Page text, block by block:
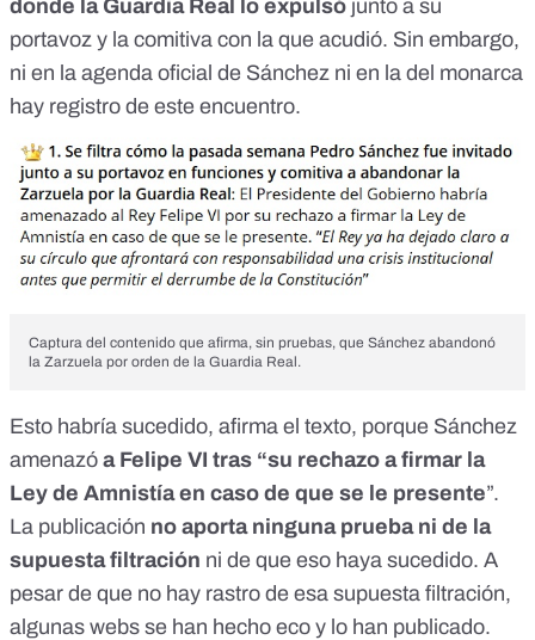
donde la Guardia Real lo expulsó junto a su
portavoz y la comitiva con la que acudió. Sin embargo,
ni en la agenda oficial de Sánchez ni en la del monarca
hay registro de este encuentro.
Captura del contenido que afirma, sin pruebas, que Sánchez abandonó
la Zarzuela por orden de la Guardia Real.
Esto habría sucedido, afirma el texto, porque Sánchez
amenazó a Felipe VI tras “su rechazo a firmar la
Ley de Amnistía en caso de que se le presente”.
La publicación no aporta ninguna prueba ni de la
supuesta filtración ni de que eso haya sucedido. A
pesar de que no hay rastro de esa supuesta filtración,
algunas webs se han hecho eco y lo han publicado.